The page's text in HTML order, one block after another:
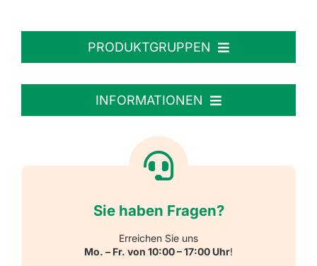
PRODUKTGRUPPEN
Personalisierte Aufkleber
Reflektierende Aufkleber
INFORMATIONEN
Sie haben Fragen?
Erreichen Sie uns
Mo. – Fr. von 10:00 – 17:00 Uhr!